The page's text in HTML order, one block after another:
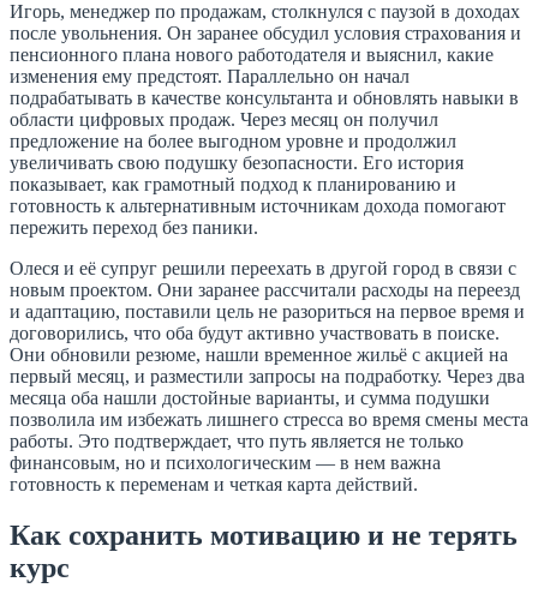
Игорь, менеджер по продажам, столкнулся с паузой в доходах
после увольнения. Он заранее обсудил условия страхования и
пенсионного плана нового работодателя и выяснил, какие
изменения ему предстоят. Параллельно он начал
подрабатывать в качестве консультанта и обновлять навыки в
области цифровых продаж. Через месяц он получил
предложение на более выгодном уровне и продолжил
увеличивать свою подушку безопасности. Его история
показывает, как грамотный подход к планированию и
готовность к альтернативным источникам дохода помогают
пережить переход без паники.
Олеся и её супруг решили переехать в другой город в связи с
новым проектом. Они заранее рассчитали расходы на переезд
и адаптацию, поставили цель не разориться на первое время и
договорились, что оба будут активно участвовать в поиске.
Они обновили резюме, нашли временное жильё с акцией на
первый месяц, и разместили запросы на подработку. Через два
месяца оба нашли достойные варианты, и сумма подушки
позволила им избежать лишнего стресса во время смены места
работы. Это подтверждает, что путь является не только
финансовым, но и психологическим — в нем важна
готовность к переменам и четкая карта действий.
Как сохранить мотивацию и не терять
курс